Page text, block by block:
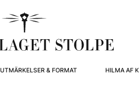
UTMÄRKELSER & FORMAT HILMA AF